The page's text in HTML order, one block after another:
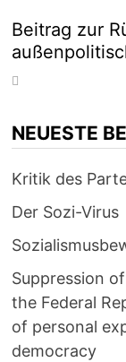
Beitrag zur
NEUESTE
Kritik des
Der Sozi-Virus
Suppression
the Federal
of personal
democracy